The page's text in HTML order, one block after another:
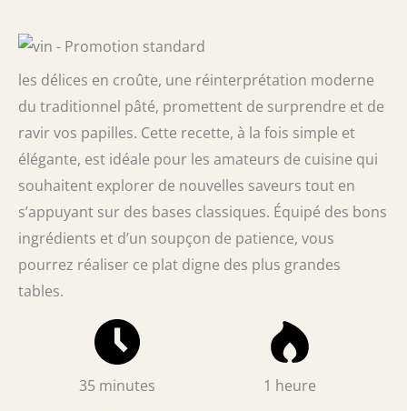
les délices en croûte, une réinterprétation moderne
du traditionnel pâté, promettent de surprendre et de
ravir vos papilles. Cette recette, à la fois simple et
élégante, est idéale pour les amateurs de cuisine qui
souhaitent explorer de nouvelles saveurs tout en
s’appuyant sur des bases classiques. Équipé des bons
ingrédients et d’un soupçon de patience, vous
pourrez réaliser ce plat digne des plus grandes
tables.
35 minutes 1 heure